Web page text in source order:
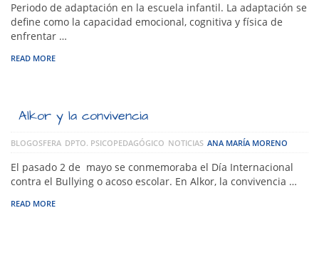
Periodo de adaptación en la escuela infantil. La adaptación se
define como la capacidad emocional, cognitiva y física de
enfrentar …
READ MORE
Alkor y la convivencia
BLOGOSFERA DPTO. PSICOPEDAGÓGICO NOTICIAS ANA MARÍA MORENO
El pasado 2 de mayo se conmemoraba el Día Internacional
contra el Bullying o acoso escolar. En Alkor, la convivencia …
READ MORE